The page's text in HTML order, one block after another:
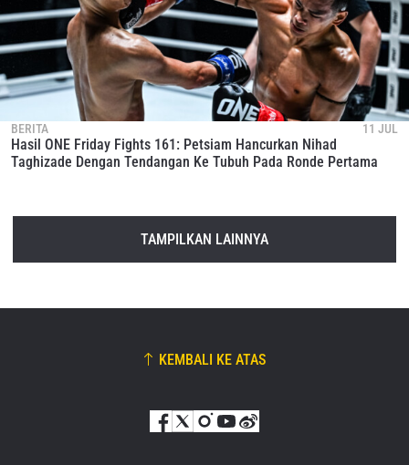
BERITA 11 JUL
Hasil ONE Friday Fights 161: Petsiam Hancurkan Nihad
Taghizade Dengan Tendangan Ke Tubuh Pada Ronde Pertama
TAMPILKAN LAINNYA
KEMBALI KE ATAS